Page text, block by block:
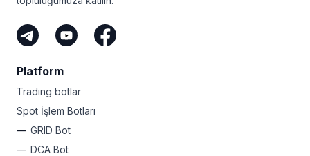
Platform
Trading botlar
Spot İşlem Botları
GRID Bot
DCA Bot